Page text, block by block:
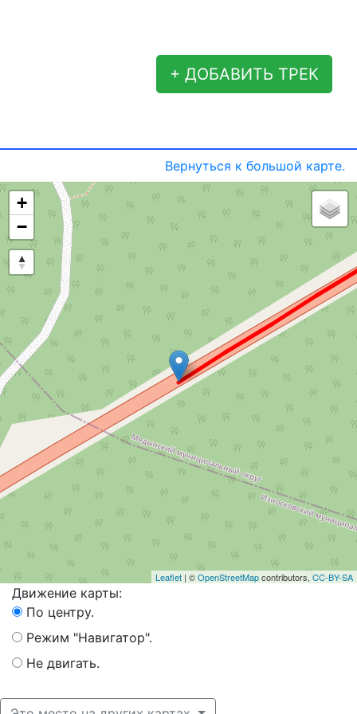
+ ДОБАВИТЬ ТРЕК
Вернуться к большой карте.
+
−
Leaflet | ©OpenStreetMapcontributors, CC-BY-SA
Движение карты:
По центру.
Режим "Навигатор".
Не двигать.